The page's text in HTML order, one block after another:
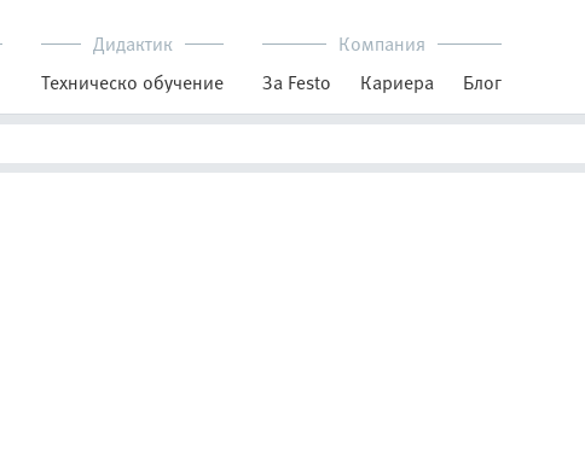
Дидактик
Техническо обучение
Компания
За Festo
Кариера Блог